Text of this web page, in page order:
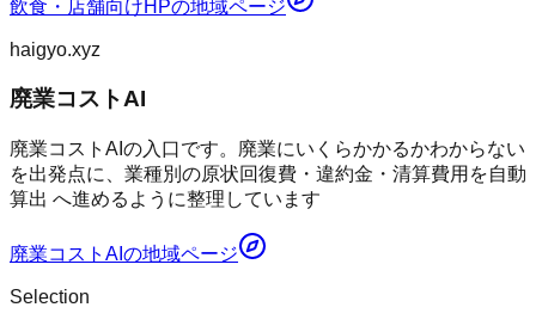
飲食・店舗向けHPの地域ページ
haigyo.xyz
廃業コストAI
廃業コストAIの入口です。廃業にいくらかかるかわからない
を出発点に、業種別の原状回復費・違約金・清算費用を自動
算出 へ進めるように整理しています
廃業コストAI の地域ページ
Selection